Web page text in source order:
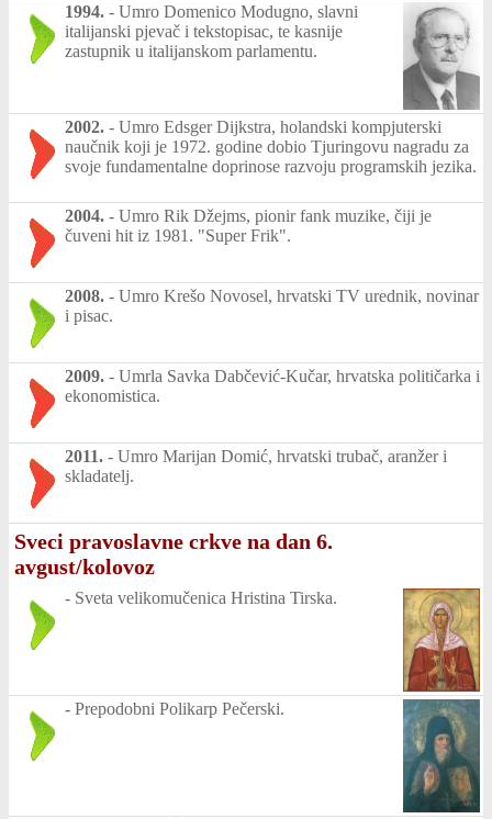
1994. - Umro Domenico Modugno, slavni
italijanski pjevač i tekstopisac, te kasnije
zastupnik u italijanskom parlamentu.
2002. - Umro Edsger Dijkstra, holandski kompjuterski
naučnik koji je 1972. godine dobio Tjuringovu nagradu za
svoje fundamentalne doprinose razvoju programskih jezika.
2004. - Umro Rik Džejms, pionir fank muzike, čiji je
čuveni hit iz 1981. "Super Frik".
2008. - Umro Krešo Novosel, hrvatski TV urednik, novinar
i pisac.
2009. - Umrla Savka Dabčević-Kučar, hrvatska političarka i
ekonomistica.
2011. - Umro Marijan Domić, hrvatski trubač, aranžer i
skladatelj.
Sveci pravoslavne crkve na dan 6.
avgust/kolovoz
- Sveta velikomučenica Hristina Tirska.
- Prepodobni Polikarp Pečerski.